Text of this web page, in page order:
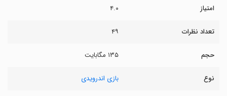
امتیاز ۴.۰
تعداد نظرات ۴۹
حجم ۱۳۵ مگابایت
نوع بازی اندرویدی